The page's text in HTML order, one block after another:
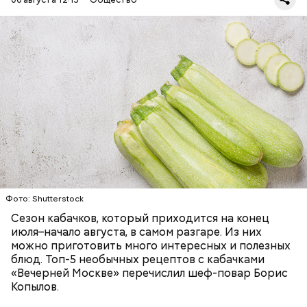
Фото: Shutterstock
Сезон кабачков, который приходится на конец
июля–начало августа, в самом разгаре. Из них
можно приготовить много интересных и полезных
блюд. Топ-5 необычных рецептов с кабачками
«Вечерней Москве» перечислил шеф-повар Борис
Копылов.
Ингредиенты:
ЕДА ОВОЩИ РЕЦЕПТЫ
Вред дыни
Фото: Shutterstock